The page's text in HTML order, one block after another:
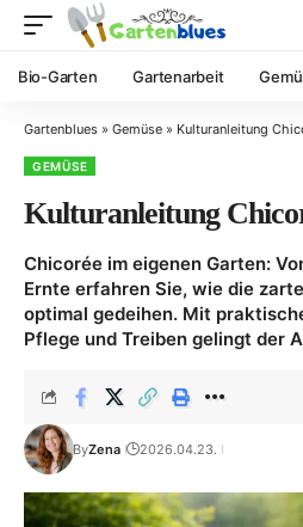
Bio-Garten Gartenarbeit
Gartenblues » Gemüse » Kulturanleitung
GEMÜSE
Kulturanleitung
Chicorée im eigenen Garten:
Ernte erfahren Sie, wie die
optimal gedeihen. Mit
Pflege und Treiben gelingt der
ByZena 2026.04.23.